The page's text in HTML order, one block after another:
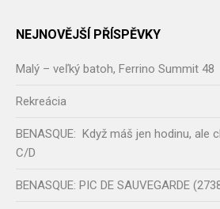
NEJNOVĚJŠÍ PŘÍSPĚVKY
Malý – veľký batoh, Ferrino Summit 48
Rekreácia
BENASQUE: Když máš jen hodinu, ale
C/D
BENASQUE: PIC DE SAUVEGARDE